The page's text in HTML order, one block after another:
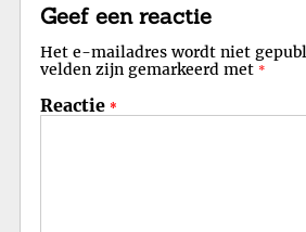
Geef een reactie
Het e-mailadres wordt niet
velden zijn gemarkeerd met *
Reactie *